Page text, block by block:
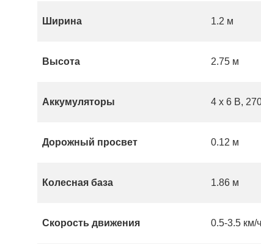
Ширина 1.2 м
Высота 2.75 м
Аккумуляторы 4 x 6 В,
Дорожный просвет 0.12 м
Колесная база 1.86 м
Скорость движения 0.5-3.5 км/ч